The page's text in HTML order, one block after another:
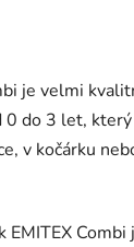
je velmi
0 do 3 let,
v kočárku
EMITEX